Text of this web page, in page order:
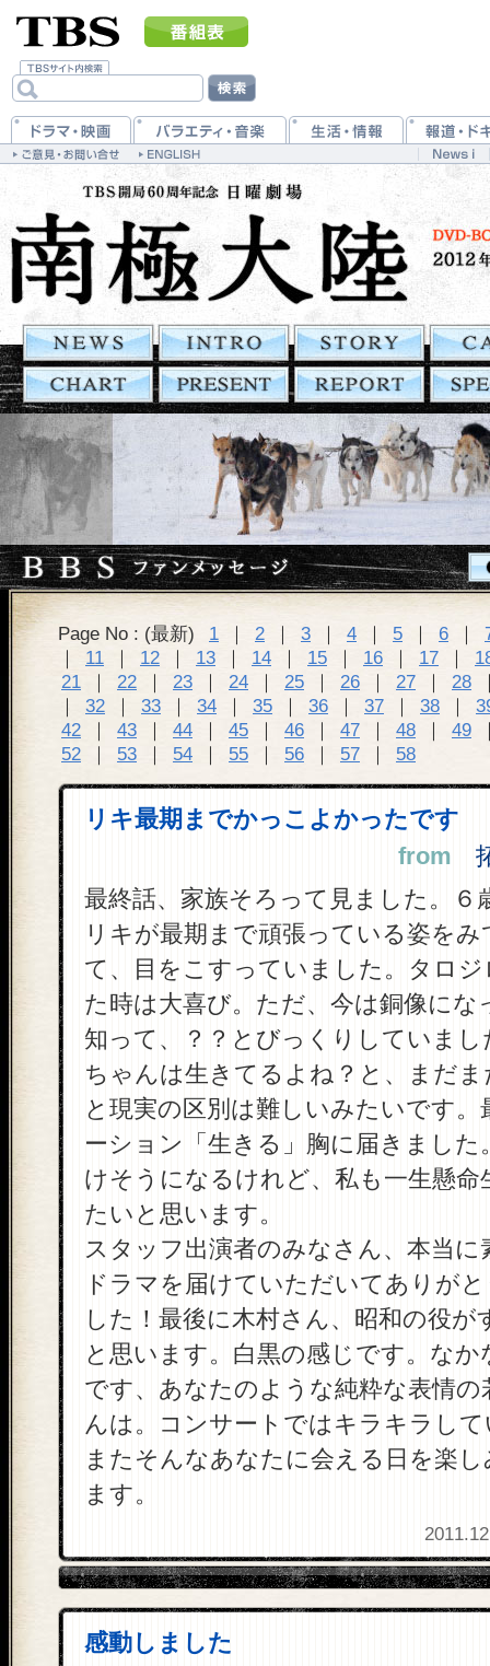
Page No : (最新) 1 ｜ 2 ｜ 3 ｜ 4 ｜ 5 ｜ 6 ｜
｜
11 ｜ 12 ｜ 13 ｜ 14 ｜ 15 ｜ 16 ｜ 17 ｜
21
｜ 22 ｜ 23 ｜ 24 ｜ 25 ｜ 26 ｜ 27 ｜ 28
｜
32 ｜ 33 ｜ 34 ｜ 35 ｜ 36 ｜ 37 ｜ 38 ｜
42
｜ 43 ｜ 44 ｜ 45 ｜ 46 ｜ 47 ｜ 48 ｜ 49
52
｜ 53 ｜ 54 ｜ 55 ｜ 56 ｜ 57 ｜ 58
リキ最期までかっこよかったです
from
最終話、家族そろって見ました。６
リキが最期まで頑張っている姿をみ
て、目をこすっていました。タロ
た時は大喜び。ただ、今は銅像にな
知って、？？とびっくりしていまし
ちゃんは生きてるよね？と、まだ
と現実の区別は難しいみたいです。
ーション「生きる」胸に届きました
けそうになるけれど、私も一生懸命
たいと思います。
スタッフ出演者のみなさん、本当に
ドラマを届けていただいてありが
した！最後に木村さん、昭和の役が
と思います。白黒の感じです。なか
です、あなたのような純粋な表情の
んは。コンサートではキラキラし
またそんなあなたに会える日を楽
ます。
感動しました